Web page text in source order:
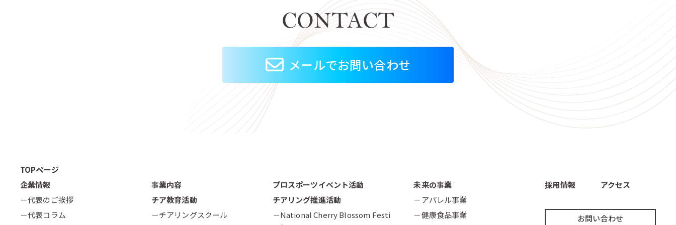
CONTACT
メールでお問い合わせ
TOPページ
企業情報
－代表のご挨拶
－代表コラム
事業内容
チア教育活動
－チアリングスクール
プロスポーツイベント活動
チアリング推進活動
－National Cherry Blossom Festi
未来の事業
－アパレル事業
－健康食品事業
採用情報 アクセス
お問い合わせ